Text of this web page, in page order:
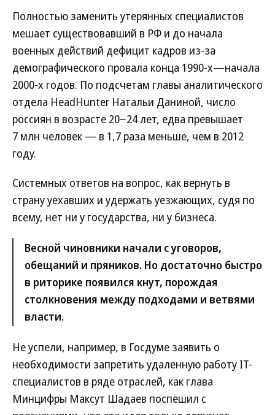
Полностью заменить утерянных специалистов
мешает существовавший в РФ и до начала
военных действий дефицит кадров из-за
демографического провала конца 1990-х—начала
2000-х годов. По подсчетам главы аналитического
отдела HeadHunter Натальи Даниной, число
россиян в возрасте 20−24 лет, едва превышает
7 млн человек — в 1,7 раза меньше, чем в 2012
году.
Системных ответов на вопрос, как вернуть в
страну уехавших и удержать уезжающих, судя по
всему, нет ни у государства, ни у бизнеса.
Весной чиновники начали с уговоров,
обещаний и пряников. Но достаточно быстро
в риторике появился кнут, порождая
столкновения между подходами и ветвями
власти.
Не успели, например, в Госдуме заявить о
необходимости запретить удаленную работу IT-
специалистов в ряде отраслей, как глава
Минцифры Максут Шадаев поспешил с